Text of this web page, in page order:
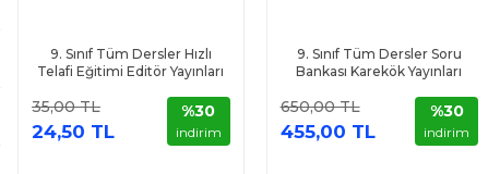
9. Sınıf Tüm Dersler Hızlı
Telafi Eğitimi Editör Yayınları
35,00 TL
24,50 TL
%30
indirim
9. Sınıf Tüm Dersler Soru
Bankası Karekök Yayınları
650,00 TL
455,00 TL
%30
indirim